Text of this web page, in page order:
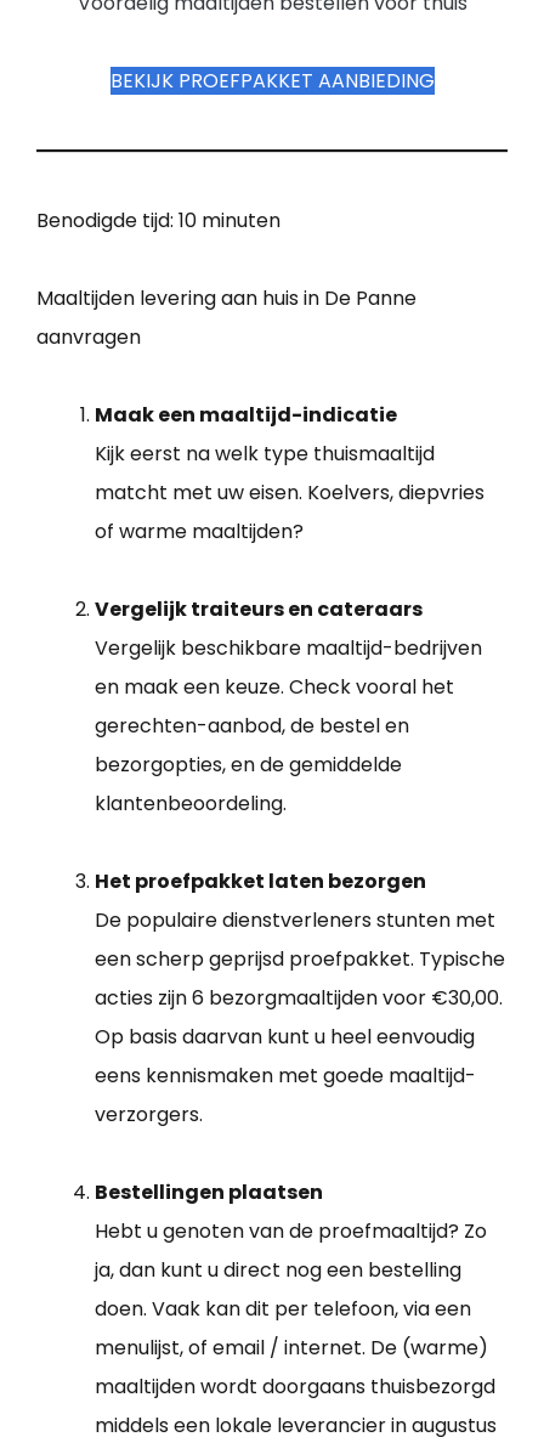
BEKIJK PROEFPAKKET AANBIEDING
Benodigde tijd: 10 minuten
Maaltijden levering aan huis in De Panne
aanvragen
Maak een maaltijd-indicatie
Kijk eerst na welk type thuismaaltijd
matcht met uw eisen. Koelvers, diepvries
of warme maaltijden?
Vergelijk traiteurs en cateraars
Vergelijk beschikbare maaltijd-bedrijven
en maak een keuze. Check vooral het
gerechten-aanbod, de bestel en
bezorgopties, en de gemiddelde
klantenbeoordeling.
Het proefpakket laten bezorgen
De populaire dienstverleners stunten met
een scherp geprijsd proefpakket. Typische
acties zijn 6 bezorgmaaltijden voor €30,00.
Op basis daarvan kunt u heel eenvoudig
eens kennismaken met goede maaltijd-
verzorgers.
Bestellingen plaatsen
Hebt u genoten van de proefmaaltijd? Zo
ja, dan kunt u direct nog een bestelling
doen. Vaak kan dit per telefoon, via een
menulijst, of email / internet. De (warme)
maaltijden wordt doorgaans thuisbezorgd
middels een lokale leverancier in augustus